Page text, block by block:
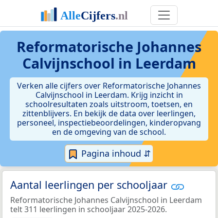
Reformatorische Johannes
Calvijnschool in Leerdam
Verken alle cijfers over Reformatorische Johannes
Calvijnschool in Leerdam. Krijg inzicht in
schoolresultaten zoals uitstroom, toetsen, en
zittenblijvers. En bekijk de data over leerlingen,
personeel, inspectiebeoordelingen, kinderopvang
en de omgeving van de school.
Pagina inhoud ⇵
Aantal leerlingen per schooljaar
Reformatorische Johannes Calvijnschool in Leerdam
telt 311 leerlingen in schooljaar 2025-2026.